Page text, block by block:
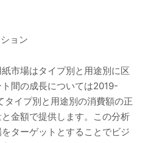
ョン
市場はタイプ別と用途別に区
間の成長については2019-
タイプ別と用途別の消費額の正
金額で提供します。この分析
ターゲットとすることでビジ